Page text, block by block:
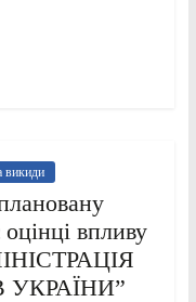
викиди
оцінці впливу